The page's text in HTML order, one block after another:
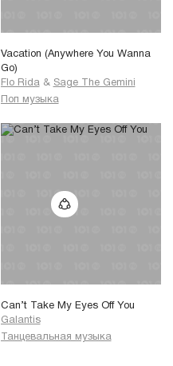
Vacation (Anywhere You Wanna
Go)
Flo Rida & Sage The Gemini
Поп музыка
Can’t Take My Eyes Off You
Galantis
Танцевальная музыка